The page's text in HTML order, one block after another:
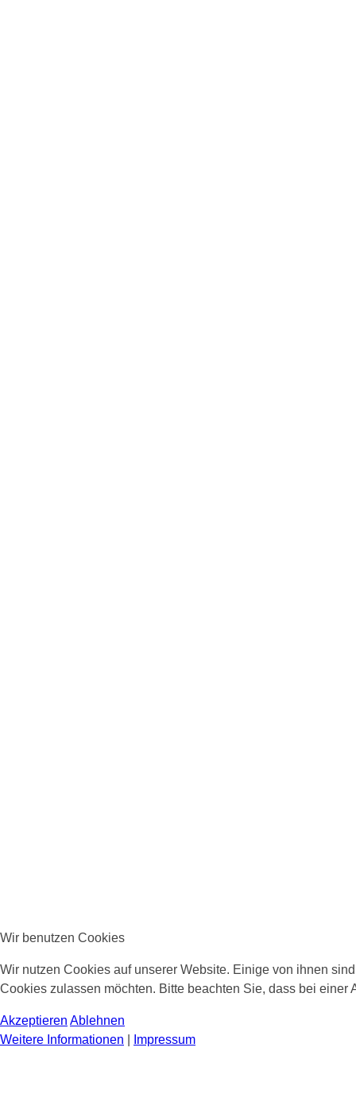
Wir benutzen Cookies
Wir nutzen Cookies auf unserer Website. Einige von ihnen
Cookies zulassen möchten. Bitte beachten Sie, dass bei
Akzeptieren Ablehnen
Weitere Informationen
Impressum